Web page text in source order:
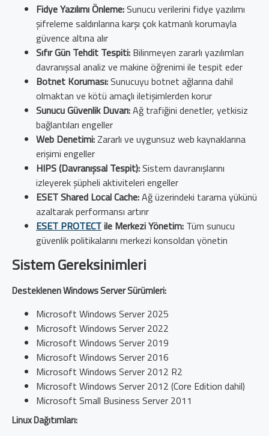
Fidye Yazılımı Önleme:Sunucu verilerini fidye yazılımı
şifreleme saldırılarına karşı çok katmanlı korumayla
güvence altına alır
Sıfır Gün Tehdit Tespiti: Bilinmeyen zararlı yazılımları
davranışsal analiz ve makine öğrenimi ile tespit eder
Botnet Koruması:Sunucuyu botnet ağlarına dahil
olmaktan ve kötü amaçlı iletişimlerden korur
Sunucu Güvenlik Duvarı:Ağ trafiğini denetler, yetkisiz
bağlantıları engeller
Web Denetimi:Zararlı ve uygunsuz web kaynaklarına
erişimi engeller
HIPS (Davranışsal Tespit):Sistem davranışlarını
izleyerek şüpheli aktiviteleri engeller
ESET Shared Local Cache:Ağ üzerindeki tarama yükünü
azaltarak performansı artırır
ESET PROTECTile Merkezi Yönetim: Tüm sunucu
güvenlik politikalarını merkezi konsoldan yönetin
Sistem Gereksinimleri
Desteklenen Windows Server Sürümleri:
Microsoft Windows Server 2025
Microsoft Windows Server 2022
Microsoft Windows Server 2019
Microsoft Windows Server 2016
Microsoft Windows Server 2012 R2
Microsoft Windows Server 2012 (Core Edition dahil)
Microsoft Small Business Server 2011
Linux Dağıtımları: